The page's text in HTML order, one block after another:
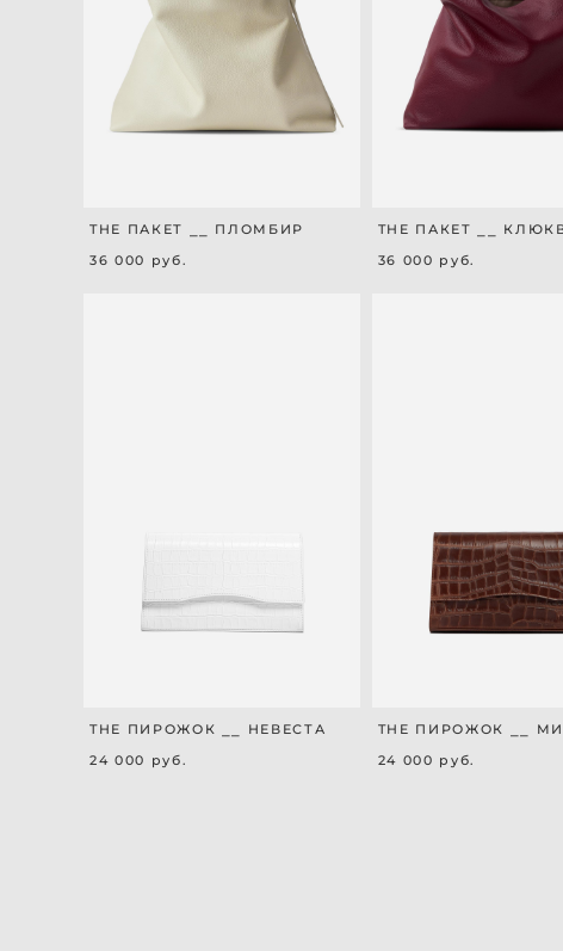
THE ПАКЕТ ⎯⎯ ПЛОМБИР
36 000 pуб.
THE ПАКЕТ ⎯⎯
36 000 pуб.
THE ПИРОЖОК ⎯⎯ НЕВЕСТА
24 000 pуб.
THE ПИРОЖОК ⎯⎯
24 000 pуб.